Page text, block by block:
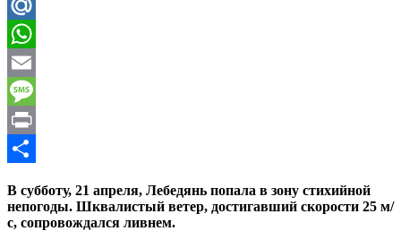
Telegram
Mail.Ru
WhatsApp
Email
Message
Print
В субботу, 21 апреля, Лебедянь попала в зону стихийной
непогоды. Шквалистый ветер, достигавший скорости 25 м/
с, сопровождался ливнем.